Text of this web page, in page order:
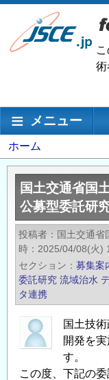
メ
ン
移
術
メインナビゲーシ
メニュー
パ
ン
く
ず
ホーム
国土交通省国
公募型委託研
投稿者 国土交通省
時
2025/04/08(火)
セクション
募集案
委託研究 流域治水
タ連携
国土技
開発を
す。
この度、下記の